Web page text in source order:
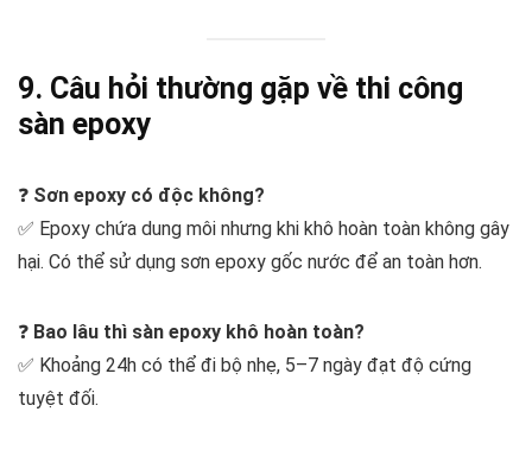
9. Câu hỏi thường gặp về thi công
sàn epoxy
❓ Sơn epoxy có độc không?
✅ Epoxy chứa dung môi nhưng khi khô hoàn toàn không gây
hại. Có thể sử dụng sơn epoxy gốc nước để an toàn hơn.
❓ Bao lâu thì sàn epoxy khô hoàn toàn?
✅ Khoảng 24h có thể đi bộ nhẹ, 5–7 ngày đạt độ cứng
tuyệt đối.